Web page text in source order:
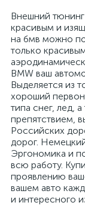
Внешний
красивым и
на бмв можно
только
BMW ваш
Выделяется из
хороший
типа снег, лед,
препятствием,
Российских
дорог.
Эргономика и
всю работу.
проявлению
вашем авто
и интересного